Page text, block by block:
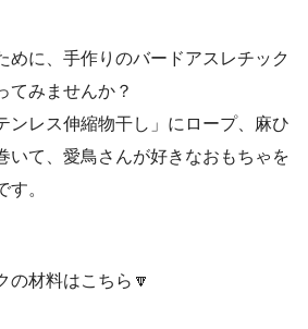
めに、手作りのバードアスレチック
てみませんか？
ンレス伸縮物干し」にロープ、麻ひ
いて、愛鳥さんが好きなおもちゃを
す。
の材料はこちら🔽